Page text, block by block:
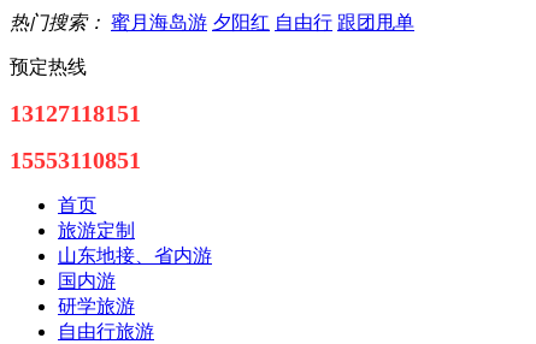
热门搜索： 蜜月海岛游 夕阳红 自由行 跟团甩单
预定热线
13127118151
15553110851
首页
旅游定制
山东地接、省内游
国内游
研学旅游
自由行旅游